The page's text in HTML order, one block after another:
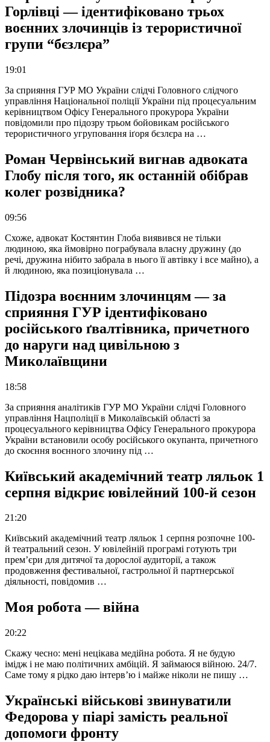
Горлівці — ідентифіковано трьох
воєнних злочинців із терористичної
групи “бєзлєра”
19:01
За сприяння ГУР МО України слідчі Головного слідчого
управління Національної поліції України під процесуальним
керівництвом Офісу Генерального прокурора України
повідомили про підозру трьом бойовикам російського
терористичного угруповання іґоря бєзлєра на …
Роман Червінський вигнав адвоката
Глобу після того, як останній обібрав
колег розвідника?
09:56
Схоже, адвокат Костянтин Глоба виявився не тільки
людиною, яка ймовірно пограбувала власну дружину (до
речі, дружина нібито забрала в нього її автівку і все майно), а
й людиною, яка позиціонувала …
Підозра воєнним злочинцям — за
сприяння ГУР ідентифіковано
російського ґвалтівника, причетного
до наруги над цивільною з
Миколаївщини
18:58
За сприяння аналітиків ГУР МО України слідчі Головного
управління Нацполіції в Миколаївській області за
процесуального керівництва Офісу Генерального прокурора
України встановили особу російського окупанта, причетного
до скоєння воєнного злочину під …
Київський академічний театр ляльок 1
серпня відкриє ювілейний 100-й сезон
21:20
Київський академічний театр ляльок 1 серпня розпочне 100-
й театральний сезон. У ювілейній програмі готують три
прем’єри для дитячої та дорослої аудиторії, а також
продовження фестивальної, гастрольної й партнерської
діяльності, повідомив …
Моя робота — війна
20:22
Скажу чесно: мені нецікава медійна робота. Я не будую
імідж і не маю політичних амбіцій. Я займаюся війною. 24/7.
Саме тому я рідко даю інтерв’ю і майже ніколи не пишу …
Українські військові звинуватили
Федорова у піарі замість реальної
допомоги фронту